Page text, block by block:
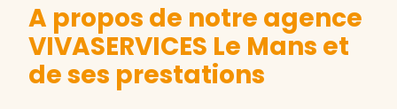
A propos de notre agence
VIVASERVICES Le Mans et
de ses prestations